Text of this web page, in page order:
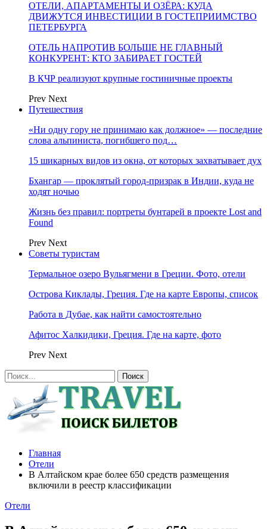
ОТЕЛИ, АПАРТАМЕНТЫ И ОЗЁРА: КУДА
ДВИЖУТСЯ ИНВЕСТИЦИИ В ГОСТЕПРИИМСТВО
ПЕТЕРБУРГА
ОТЕЛЬ НАПРОТИВ БОЛЬШЕ НЕ ГЛАВНЫЙ
КОНКУРЕНТ: КТО ЗАБИРАЕТ ГОСТЕЙ
В КЧР реализуют крупные гостиничные проекты
Prev Next
Путешествия
«Ни одну гору не принимаю как должное» — последние
слова альпиниста, погибшего под…
15 шикарных видов из окна, от которых захватывает дух
Бхангар — проклятый город-призрак в Индии, куда не
ходят ночью
Жизнь без правил: портреты бунтарей в проекте Lost and
Found
Prev Next
Советы туристам
Термальное озеро Вульягмени в Греции. Фото, отели
Острова Киклады, Греция. Где на карте Европы, список
Работа в Дубае, как найти самостоятельно
Афитос Халкидики, Греция. Где на карте, фото
Prev Next
Главная
Отели
В Алтайском крае более 650 средств размещения
включили в реестр классификации
Отели